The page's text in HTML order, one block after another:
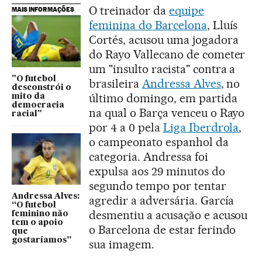
MAIS INFORMAÇÕES
"O futebol
desconstrói o
mito da
democracia
racial"
Andressa Alves:
“O futebol
feminino não
tem o apoio
que
gostaríamos”
O treinador da equipe
feminina do Barcelona, Lluís
Cortés, acusou uma jogadora
do Rayo Vallecano de cometer
um "insulto racista" contra a
brasileira Andressa Alves, no
último domingo, em partida
na qual o Barça venceu o Rayo
por 4 a 0 pela Liga Iberdrola,
o campeonato espanhol da
categoria. Andressa foi
expulsa aos 29 minutos do
segundo tempo por tentar
agredir a adversária. García
desmentiu a acusação e acusou
o Barcelona de estar ferindo
sua imagem.